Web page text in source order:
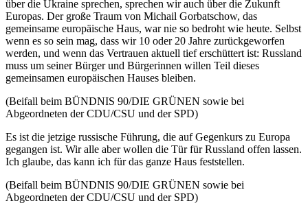
über die Ukraine sprechen, sprechen wir auch über die Zukunft
Europas. Der große Traum von Michail Gorbatschow, das
gemeinsame europäische Haus, war nie so bedroht wie heute. Selbst
wenn es so sein mag, dass wir 10 oder 20 Jahre zurückgeworfen
werden, und wenn das Vertrauen aktuell tief erschüttert ist: Russland
muss um seiner Bürger und Bürgerinnen willen Teil dieses
gemeinsamen europäischen Hauses bleiben.
(Beifall beim BÜNDNIS 90/DIE GRÜNEN sowie bei
Abgeordneten der CDU/CSU und der SPD)
Es ist die jetzige russische Führung, die auf Gegenkurs zu Europa
gegangen ist. Wir alle aber wollen die Tür für Russland offen lassen.
Ich glaube, das kann ich für das ganze Haus feststellen.
(Beifall beim BÜNDNIS 90/DIE GRÜNEN sowie bei
Abgeordneten der CDU/CSU und der SPD)